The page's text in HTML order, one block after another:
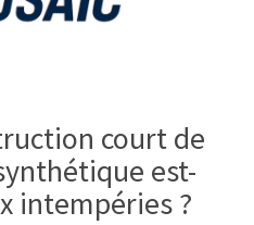
court de
est-
intempéries ?